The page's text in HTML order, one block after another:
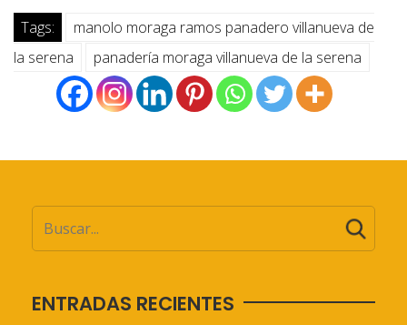
Tags:
manolo moraga ramos panadero villanueva de
la serena
panadería moraga villanueva de la serena
ENTRADAS RECIENTES